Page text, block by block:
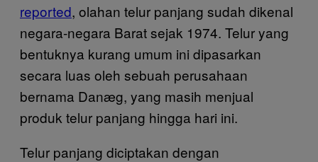
reported, olahan telur panjang sudah dikenal
negara-negara Barat sejak 1974. Telur yang
bentuknya kurang umum ini dipasarkan
secara luas oleh sebuah perusahaan
bernama Danæg, yang masih menjual
produk telur panjang hingga hari ini.
Telur panjang diciptakan dengan